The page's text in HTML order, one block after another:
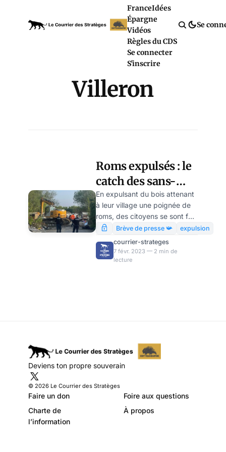
FranceIdées
Épargne
Vidéos
Règles du CDS
Se connecter
S'inscrire
Se
Villeron
Roms expulsés : le
catch des sans-
dents, par Modeste
Schwartz
En expulsant du bois attenant
à leur village une poignée de
roms, des citoyens se sont fait
justice de leur propre main –
une nouvelle habitude, qu’ils
exhibent (pour l’instant ?) de
façon trop sélective.
Brève de presse 📯
expulsion
courrier-strateges
7 févr. 2023 — 2 min de
lecture
Deviens ton propre souverain
© 2026 Le Courrier des Stratèges
Faire un don
Foire aux questions
Charte de
l’information
À propos